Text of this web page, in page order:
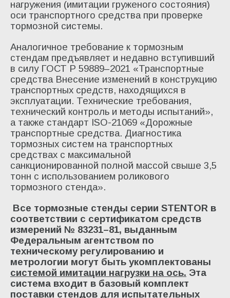
нагружения (имитации груженого состояния)
оси транспортного средства при проверке
тормозной системы.
Аналогичное требование к тормозным
стендам предъявляет и недавно вступивший
в силу ГОСТ Р 59889–2021 «Транспортные
средства Внесение изменений в конструкцию
транспортных средств, находящихся в
эксплуатации. Технические требования,
технический контроль и методы испытаний»,
а также стандарт ISO-21069 «Дорожные
транспортные средства. Диагностика
тормозных систем на транспортных
средствах с максимальной
санкционированной полной массой свыше 3,5
тонн с использованием роликового
тормозного стенда».
Все тормозные стенды серии STENTOR в
соответствии с сертификатом средств
измерений № 83231–81, выданным
Федеральным агентством по
техническому регулированию и
метрологии могут быть укомплектованы
системой имитации нагрузки на ось. Эта
система входит в базовый комплект
поставки стендов для испытательных